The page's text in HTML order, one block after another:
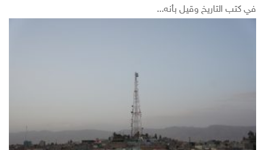
في كتب التاريخ وقيل بأنه...